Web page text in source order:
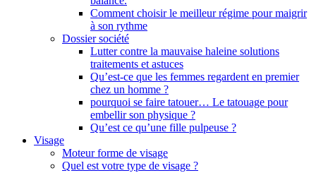
Comment choisir le meilleur régime pour maigrir
à son rythme
Dossier société
Lutter contre la mauvaise haleine solutions
traitements et astuces
Qu’est-ce que les femmes regardent en premier
chez un homme ?
pourquoi se faire tatouer… Le tatouage pour
embellir son physique ?
Qu’est ce qu’une fille pulpeuse ?
Visage
Moteur forme de visage
Quel est votre type de visage ?